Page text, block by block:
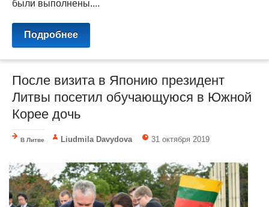
были выполнены....
Подробнее
После визита в Японию президент
Литвы посетил обучающуюся в Южной
Корее дочь
В Литве Liudmila Davydova 31 октября 2019